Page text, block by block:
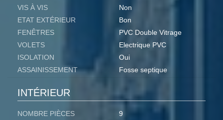
VIS À VIS
Non
ETAT EXTÉRIEUR
Bon
FENÊTRES
PVC Double Vitrage
VOLETS
Electrique PVC
ISOLATION
Oui
ASSAINISSEMENT
Fosse septique
INTÉRIEUR
NOMBRE PIÈCES
9